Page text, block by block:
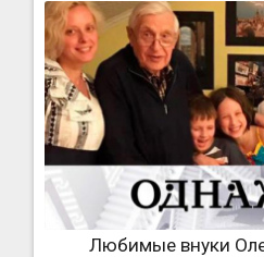
Любимые внуки